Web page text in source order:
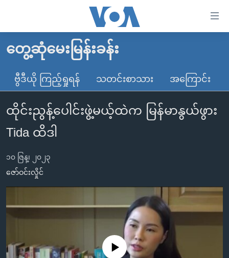
လွယ်ကူ
သည့်
Link
များ
ပင်မ
သို့
ကျော်
ကြည့်
ရန်
ပင်မ
ညွန်း
မူလစာမျက်နှာ
မြန်မာ
ကမ္ဘာ့သတင်းများ
နိုင်ငံတကာ
အမေရိကန်
အစ္စရေး-ပါလက်စတိုင်း
ဗွီဒီယို
သတင်းလွတ်လပ်ခွင့်
အင်္ဂလိပ်စာလေ့လာမယ်
ရုပ်ရှင်ထဲက အင်္ဂလိပ်စာ
တီဗွီ
ရေဒီယို/တီဗွီအစီအစဉ်
Learning English
တွေ့ဆုံမေးမြန်းခန်း
ဗွီဒီယို ကြည့်ရှုရန် သတင်းစာသား အကြောင်း
ထိုင်းညွန့်ပေါင်းဖွဲ့မယ့်ထဲက မြန်မာနွယ်ဖွား
Tida ထိဒါ
၁၀ ဇြန္၊ ၂၀၂၃
ဇော်ဝင်းလှိုင်
No media source currently available